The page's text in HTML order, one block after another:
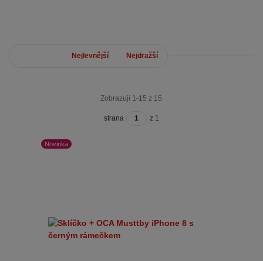
Nejlevnější Nejdražší
Zobrazuji 1-15 z 15
strana z 1
Novinka